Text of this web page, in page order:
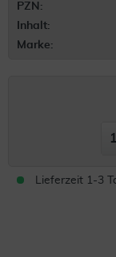
PZN:
Inhalt:
Marke:
Lieferzeit 1-3